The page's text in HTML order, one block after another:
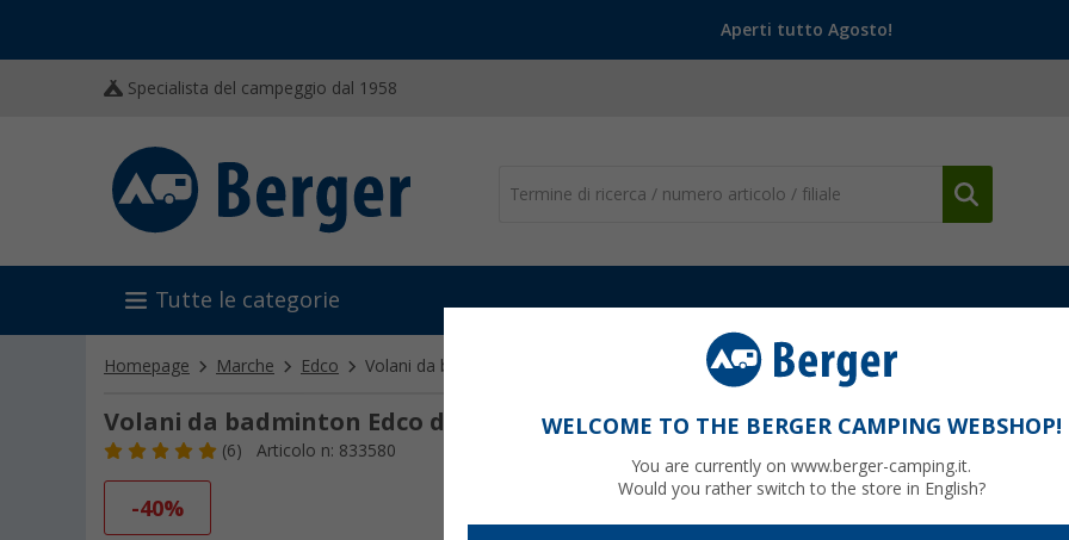
Aperti tutto Agosto!
Specialista del campeggio dal 1958
Tutte le categorie
Homepage Marche Edco Volani da badminton Edco di ricambio
Volani da badminton Edco di ricambio 5 pezzi
(6) Articolo n: 833580
-40%
WELCOME TO THE BERGER CAMPING WEBSHOP!
You are currently on www.berger-camping.it.
Would you rather switch to the store in English?